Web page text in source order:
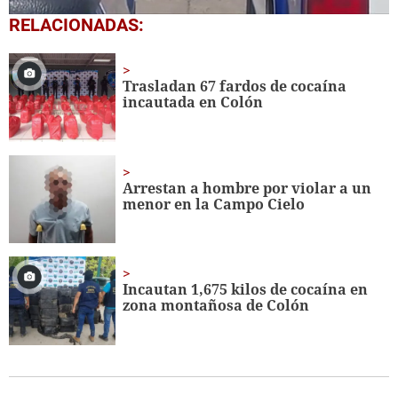
0
seconds
3
minutes,
4
seconds
RELACIONADAS:
Trasladan 67 fardos de cocaína
incautada en Colón
Arrestan a hombre por violar a un
menor en la Campo Cielo
Incautan 1,675 kilos de cocaína en
zona montañosa de Colón